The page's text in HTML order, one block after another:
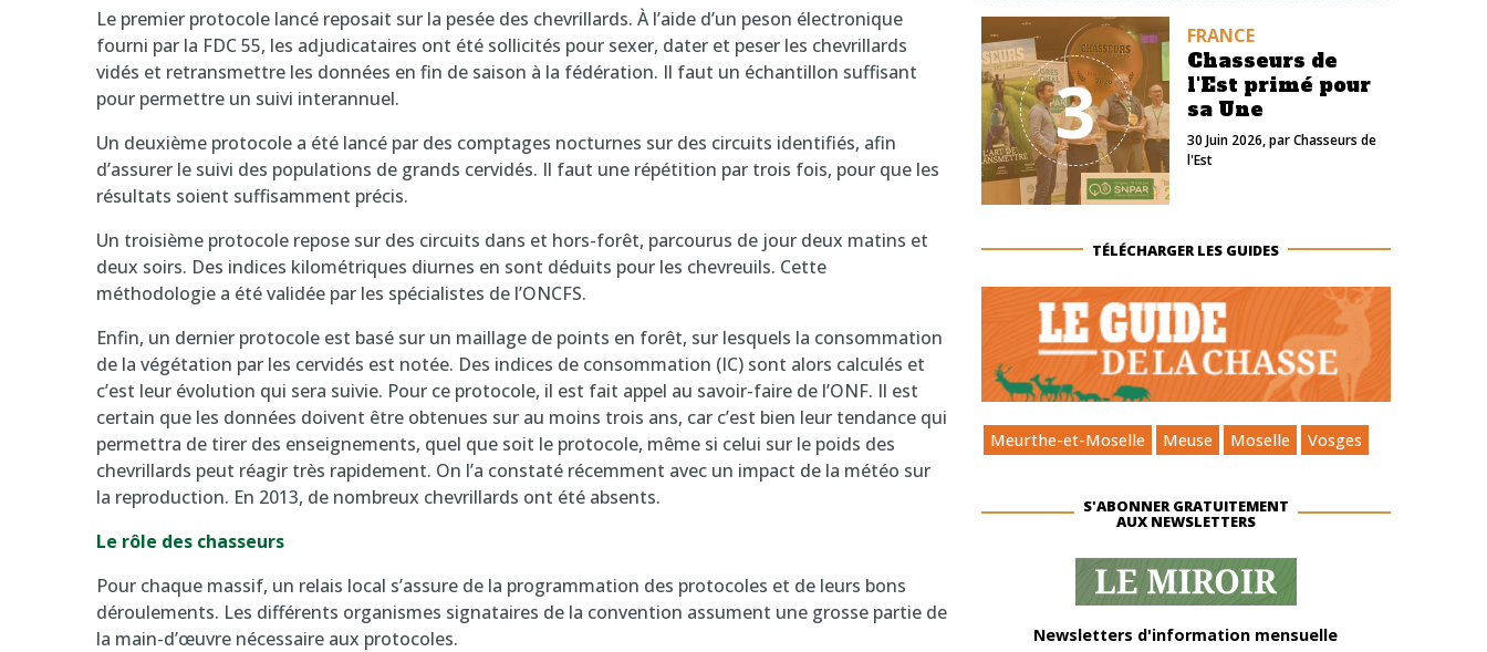
Le premier protocole lancé reposait sur la pesée des chevrillards. À l’aide d’un peson électronique
fourni par la FDC 55, les adjudicataires ont été sollicités pour sexer, dater et peser les chevrillards
vidés et retransmettre les données en fin de saison à la fédération. Il faut un échantillon suffisant
pour permettre un suivi interannuel.
Un deuxième protocole a été lancé par des comptages nocturnes sur des circuits identifiés, afin
d’assurer le suivi des populations de grands cervidés. Il faut une répétition par trois fois, pour que les
résultats soient suffisamment précis.
Un troisième protocole repose sur des circuits dans et hors-forêt, parcourus de jour deux matins et
deux soirs. Des indices kilométriques diurnes en sont déduits pour les chevreuils. Cette
méthodologie a été validée par les spécialistes de l’ONCFS.
Enfin, un dernier protocole est basé sur un maillage de points en forêt, sur lesquels la consommation
de la végétation par les cervidés est notée. Des indices de consommation (IC) sont alors calculés et
c’est leur évolution qui sera suivie. Pour ce protocole, il est fait appel au savoir-faire de l’ONF. Il est
certain que les données doivent être obtenues sur au moins trois ans, car c’est bien leur tendance qui
permettra de tirer des enseignements, quel que soit le protocole, même si celui sur le poids des
chevrillards peut réagir très rapidement. On l’a constaté récemment avec un impact de la météo sur
la reproduction. En 2013, de nombreux chevrillards ont été absents.
Le rôle des chasseurs
Pour chaque massif, un relais local s’assure de la programmation des protocoles et de leurs bons
déroulements. Les différents organismes signataires de la convention assument une grosse partie de
la main-d’œuvre nécessaire aux protocoles.
3
FRANCE
Chasseurs de
l'Est primé pour
sa Une
30 Juin 2026, parChasseurs de
l'Est
TÉLÉCHARGER LES GUIDES
Meurthe-et-Moselle Meuse Moselle Vosges
S'ABONNER GRATUITEMENT
AUX NEWSLETTERS
Newsletters d'information mensuelle